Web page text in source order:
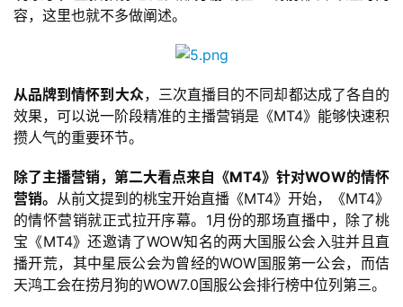
单
机
休
闲
戏
2
0
2
5
容，这里也就不多做阐述。
从品牌到情怀到大众，三次直播目的不同却都达成了各自的
效果，可以说一阶段精准的主播营销是《MT4》能够快速积
攒人气的重要环节。
除了主播营销，第二大看点来自《MT4》针对WOW的情怀
营销。 从前文提到的桃宝开始直播《MT4》开始，《MT4》
的情怀营销就正式拉开序幕。1月份的那场直播中，除了桃
宝《MT4》还邀请了WOW知名的两大国服公会入驻并且直
播开荒，其中星辰公会为曾经的WOW国服第一公会，而佶
天鸿工会在捞月狗的WOW7.0国服公会排行榜中位列第三。